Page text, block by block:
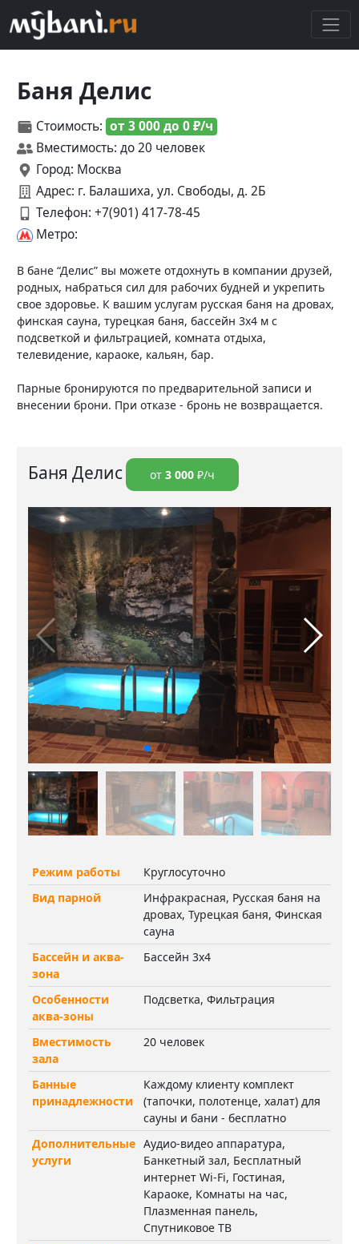
Баня Делис
Стоимость: от 3 000 до 0 ₽/ч
Вместимость: до 20 человек
Город: Москва
Адрес: г. Балашиха, ул. Свободы, д. 2Б
Телефон: +7(901) 417-78-45
Метро:
В бане “Делис” вы можете отдохнуть в компании друзей,
родных, набраться сил для рабочих будней и укрепить
свое здоровье. К вашим услугам русская баня на дровах,
финская сауна, турецкая баня, бассейн 3х4 м с
подсветкой и фильтрацией, комната отдыха,
телевидение, караоке, кальян, бар.
Парные бронируются по предварительной записи и
внесении брони. При отказе - бронь не возвращается.
Баня Делис от 3 000 ₽/ч
Режим работы
Круглосуточно
Вид парной
Инфракрасная, Русская баня на
дровах, Турецкая баня, Финская
сауна
Бассейн и аква-
зона
Бассейн 3х4
Особенности
аква-зоны
Подсветка, Фильтрация
Вместимость
зала
20 человек
Банные
принадлежности
Каждому клиенту комплект
(тапочки, полотенце, халат) для
сауны и бани - бесплатно
Дополнительные
услуги
Аудио-видео аппаратура,
Банкетный зал, Бесплатный
интернет Wi-Fi, Гостиная,
Караоке, Комнаты на час,
Плазменная панель,
Спутниковое ТВ